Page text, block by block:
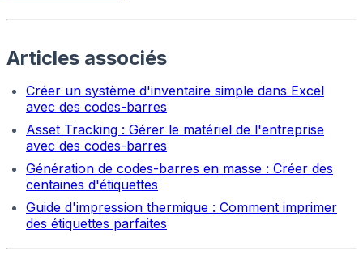
Articles associés
Créer un système d'inventaire simple dans Excel
avec des codes-barres
Asset Tracking : Gérer le matériel de l'entreprise
avec des codes-barres
Génération de codes-barres en masse : Créer des
centaines d'étiquettes
Guide d'impression thermique : Comment imprimer
des étiquettes parfaites